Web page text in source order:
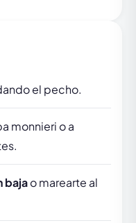
el pecho.
monnieri o a
bajao marearte al